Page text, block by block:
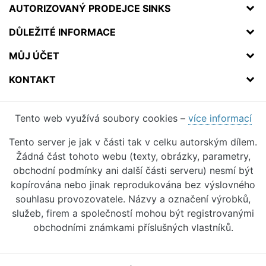
AUTORIZOVANÝ PRODEJCE SINKS
DŮLEŽITÉ INFORMACE
MŮJ ÚČET
KONTAKT
Tento web využívá soubory cookies – více informací
Tento server je jak v části tak v celku autorským dílem.
Žádná část tohoto webu (texty, obrázky, parametry,
obchodní podmínky ani další části serveru) nesmí být
kopírována nebo jinak reprodukována bez výslovného
souhlasu provozovatele. Názvy a označení výrobků,
služeb, firem a společností mohou být registrovanými
obchodními známkami příslušných vlastníků.